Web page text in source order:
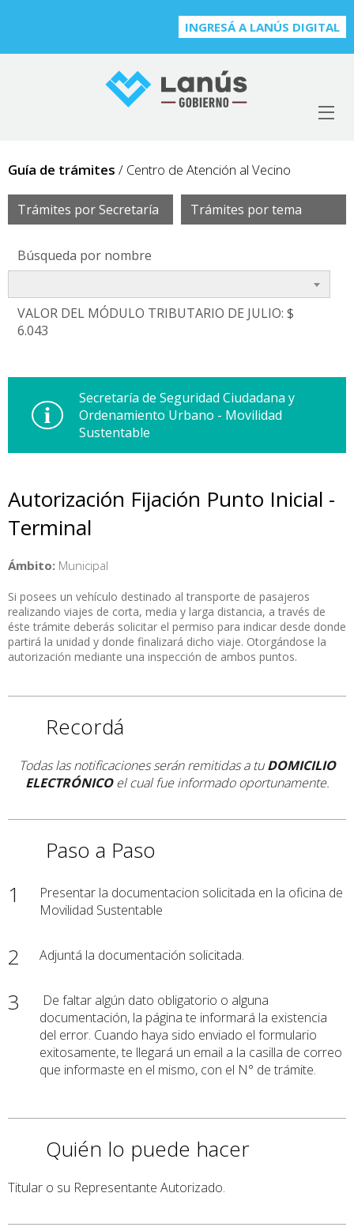
INGRESÁ A LANÚS DIGITAL
Guía de trámites / Centro de Atención al Vecino
Trámites por Secretaría Trámites por tema
Búsqueda por nombre
VALOR DEL MÓDULO TRIBUTARIO DE JULIO: $
6.043
Secretaría de Seguridad Ciudadana y
Ordenamiento Urbano - Movilidad
Sustentable
Autorización Fijación Punto Inicial -
Terminal
Ámbito: Municipal
Si posees un vehículo destinado al transporte de pasajeros
realizando viajes de corta, media y larga distancia, a través de
éste trámite deberás solicitar el permiso para indicar desde donde
partirá la unidad y donde finalizará dicho viaje. Otorgándose la
autorización mediante una inspección de ambos puntos.
Recordá
Todas las notificaciones serán remitidas a tuDOMICILIO
ELECTRÓNICOel cual fue informado oportunamente.
Paso a Paso
1
Presentar la documentacion solicitada en la oficina de
Movilidad Sustentable
2 Adjuntá la documentación solicitada.
3
De faltar algún dato obligatorio o alguna
documentación, la página te informará la existencia
del error. Cuando haya sido enviado el formulario
exitosamente, te llegará un email a la casilla de correo
que informaste en el mismo, con el N° de trámite.
Quién lo puede hacer
Titular o su Representante Autorizado.